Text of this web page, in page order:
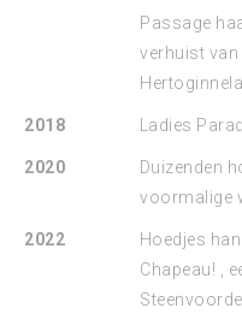
Passage
verhuist
2018 Ladies
2020
Duizenden
voormalige
2022
Hoedjes
Chapeau! ,